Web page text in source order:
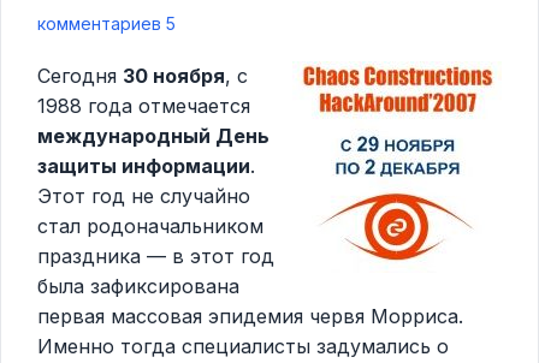
комментариев 5
Сегодня 30 ноября, с
1988 года отмечается
международный День
защиты информации.
Этот год не случайно
стал родоначальником
праздника — в этот год
была зафиксирована
первая массовая эпидемия червя Морриса.
Именно тогда специалисты задумались о